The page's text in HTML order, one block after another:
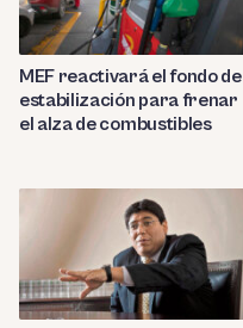
MEF reactivará el fondo de
estabilización para frenar
el alza de combustibles